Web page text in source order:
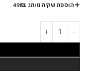
הוספת שקית מותג ב-49₪